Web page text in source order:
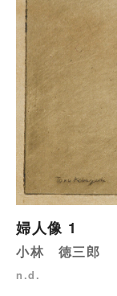
婦人像 1
小林 徳三郎
n.d.